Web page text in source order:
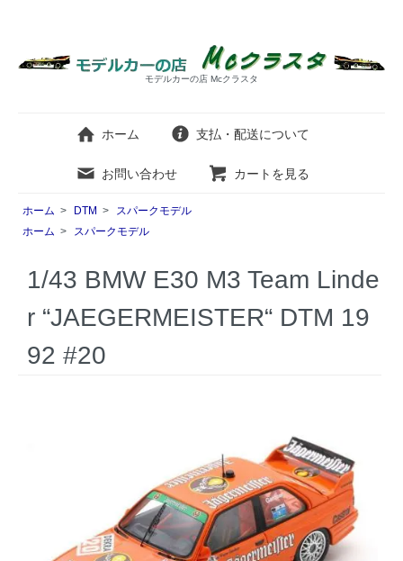
モデルカーの店 Mcクラスタ
ホーム 支払・配送について
お問い合わせ カートを見る
ホーム > DTM >
スパークモデル
ホーム > スパークモデル
1/43 BMW E30 M3 Team Linde
r “JAEGERMEISTER“ DTM 19
92 #20